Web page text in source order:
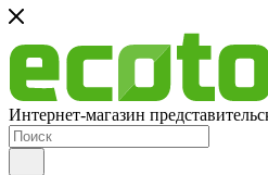
Интернет-магазин